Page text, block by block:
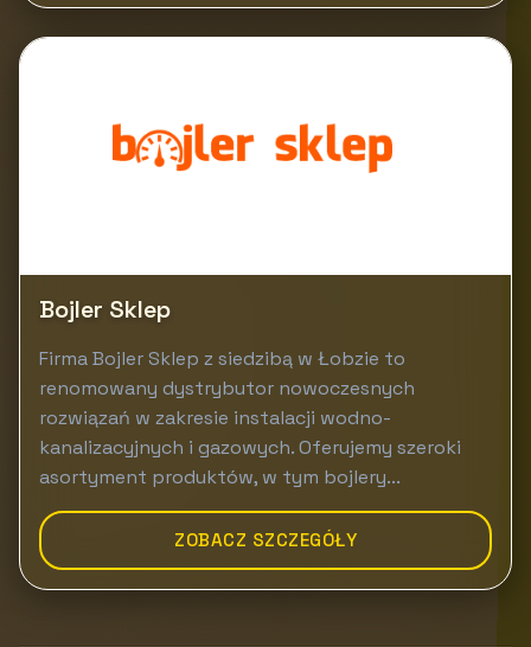
Bojler Sklep
Firma Bojler Sklep z siedzibą w Łobzie to
renomowany dystrybutor nowoczesnych
rozwiązań w zakresie instalacji wodno-
kanalizacyjnych i gazowych. Oferujemy szeroki
asortyment produktów, w tym bojlery...
ZOBACZ SZCZEGÓŁY